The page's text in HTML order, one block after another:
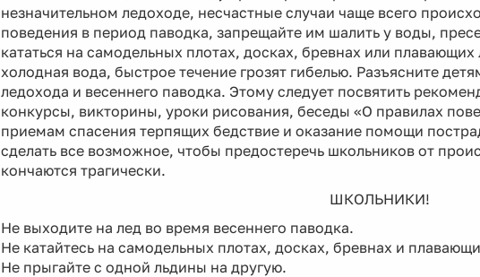
незначительном ледоходе, несчастные случаи чаще всего
поведения в период паводка, запрещайте им шалить у воды,
кататься на самодельных плотах, досках, бревнах или
холодная вода, быстрое течение грозят гибелью. Разъясните
ледохода и весеннего паводка. Этому следует посвятить
конкурсы, викторины, уроки рисования, беседы «О правилах
приемам спасения терпящих бедствие и оказание помощи
сделать все возможное, чтобы предостеречь школьников от
кончаются трагически.
ШКОЛЬНИКИ!
Не выходите на лед во время весеннего паводка.
Не катайтесь на самодельных плотах, досках, бревнах и
Не прыгайте с одной льдины на другую.